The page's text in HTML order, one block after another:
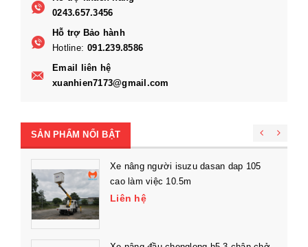
0243.657.3456
Hỗ trợ Bảo hành
Hotline: 091.239.8586
Email liên hệ
xuanhien7173@gmail.com
SẢN PHẨM NỔI BẬT
Xe nâng người isuzu dasan dap 105
cao làm việc 10.5m
Liên hệ